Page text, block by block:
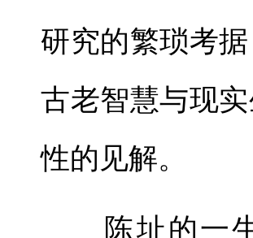
研究的繁琐考
古老智慧与现
性的见解。
陈址的一生